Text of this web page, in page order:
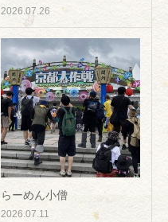
2026.07.26
らーめん小僧
2026.07.11